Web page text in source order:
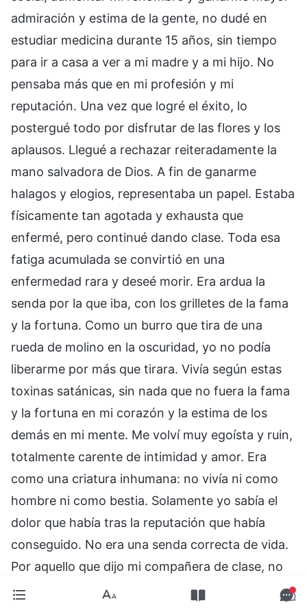
admiración y estima de la gente, no dudé en
estudiar medicina durante 15 años, sin tiempo
para ir a casa a ver a mi madre y a mi hijo. No
pensaba más que en mi profesión y mi
reputación. Una vez que logré el éxito, lo
postergué todo por disfrutar de las flores y los
aplausos. Llegué a rechazar reiteradamente la
mano salvadora de Dios. A fin de ganarme
halagos y elogios, representaba un papel. Estaba
físicamente tan agotada y exhausta que
enfermé, pero continué dando clase. Toda esa
fatiga acumulada se convirtió en una
enfermedad rara y deseé morir. Era ardua la
senda por la que iba, con los grilletes de la fama
y la fortuna. Como un burro que tira de una
rueda de molino en la oscuridad, yo no podía
liberarme por más que tirara. Vivía según estas
toxinas satánicas, sin nada que no fuera la fama
y la fortuna en mi corazón y la estima de los
demás en mi mente. Me volví muy egoísta y ruin,
totalmente carente de intimidad y amor. Era
como una criatura inhumana: no vivía ni como
hombre ni como bestia. Solamente yo sabía el
dolor que había tras la reputación que había
conseguido. No era una senda correcta de vida.
Por aquello que dijo mi compañera de clase, no
quería ser una persona normal, sino mirar a los